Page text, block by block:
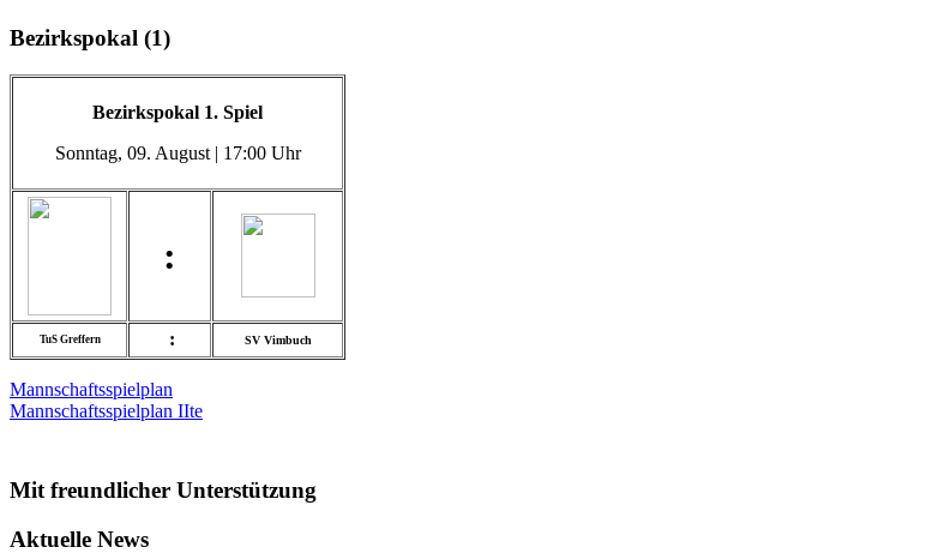
Bezirkspokal (1)
Bezirkspokal 1. Spiel
Sonntag, 09. August | 17:00 Uhr
:
TuS Greffern : SV Vimbuch
Mannschaftsspielplan
Mannschaftsspielplan IIte
Mit freundlicher Unterstützung
Aktuelle News